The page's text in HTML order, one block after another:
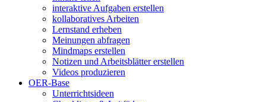
interaktive Aufgaben erstellen
kollaboratives Arbeiten
Lernstand erheben
Meinungen abfragen
Mindmaps erstellen
Notizen und Arbeitsblätter erstellen
Videos produzieren
OER-Base
Unterrichtsideen